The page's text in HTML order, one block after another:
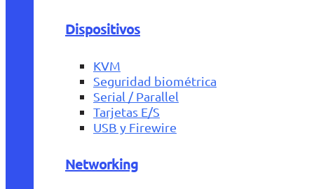
Dispositivos
KVM
Seguridad biométrica
Serial / Parallel
Tarjetas E/S
USB y Firewire
Networking